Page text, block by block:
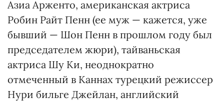
Азиа Арженто, американская актриса
Робин Райт Пенн (ее муж — кажется, уже
бывший — Шон Пенн в прошлом году был
председателем жюри), тайваньская
актриса Шу Ки, неоднократно
отмеченный в Каннах турецкий режиссер
Нури бильге Джейлан, английский